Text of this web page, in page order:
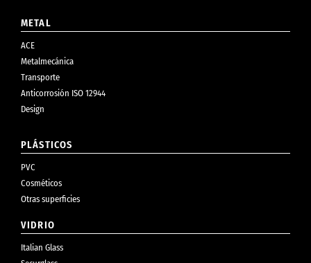
METAL
ACE
Metalmecánica
Transporte
Anticorrosión ISO 12944
Design
PLÁSTICOS
PVC
Cosméticos
Otras superficies
VIDRIO
Italian Glass